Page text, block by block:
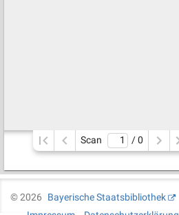
Scan / 0
©2026
Bayerische Staatsbibliothek